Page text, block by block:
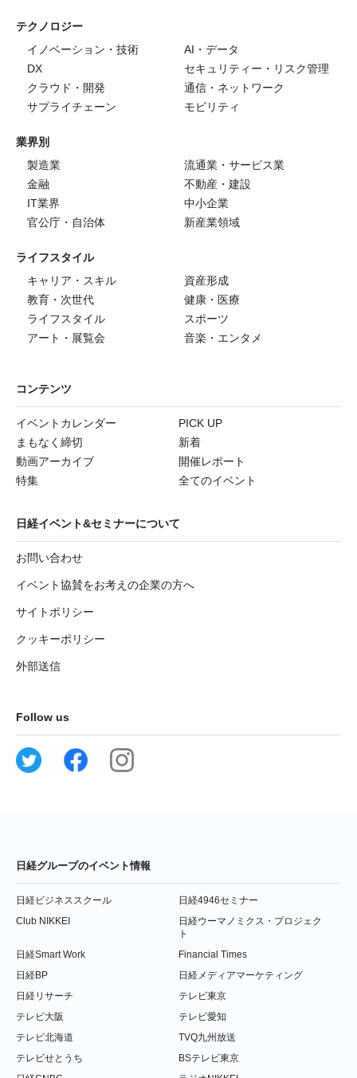
テクノロジー
イノベーション・技術
AI・データ
DX
セキュリティー・リスク管理
クラウド・開発
通信・ネットワーク
サプライチェーン
モビリティ
業界別
製造業
流通業・サービス業
金融
不動産・建設
IT業界
中小企業
官公庁・自治体
新産業領域
ライフスタイル
キャリア・スキル
資産形成
教育・次世代
健康・医療
ライフスタイル
スポーツ
アート・展覧会
音楽・エンタメ
コンテンツ
イベントカレンダー
PICK UP
まもなく締切
新着
動画アーカイブ
開催レポート
特集
全てのイベント
日経イベント&セミナーについて
お問い合わせ
イベント協賛をお考えの企業の方へ
サイトポリシー
クッキーポリシー
外部送信
Follow us
日経グループのイベント情報
日経ビジネススクール
日経4946セミナー
Club NIKKEI
日経ウーマノミクス・プロジェク
ト
日経Smart Work
Financial Times
日経BP
日経メディアマーケティング
日経リサーチ
テレビ東京
テレビ大阪
テレビ愛知
テレビ北海道
TVQ九州放送
テレビせとうち
BSテレビ東京